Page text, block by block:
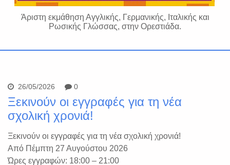
Άριστη εκμάθηση Αγγλικής, Γερμανικής, Ιταλικής και
Ρωσικής Γλώσσας, στην Ορεστιάδα.
26/05/2026 0
Ξεκινούν οι εγγραφές για τη νέα
σχολική χρονιά!
Ξεκινούν οι εγγραφές για τη νέα σχολική χρονιά!
Από Πέμπτη 27 Αυγούστου 2026
Ώρες εγγραφών: 18:00 – 21:00